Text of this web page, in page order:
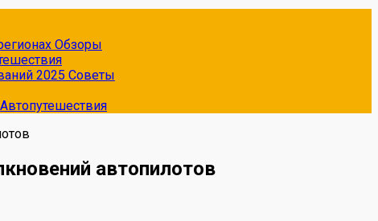
Обзоры
2025 Советы
Автопутешествия
автопилотов